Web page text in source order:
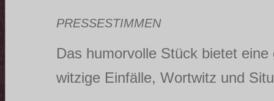
PRESSESTIMMEN
Das humorvolle Stück bietet
witzige Einfälle, Wortwitz und